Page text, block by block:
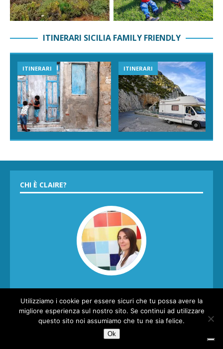
ITINERARI SICILIA FAMILY FRIENDLY
VIAGGI IN SICILIA ESPERIENZE IN SICILIA
CHI È CLAIRE?
ma con la valigia sempre pronta per vivere nuove avventure
all'estero. Mamma di tre piccoli esploratori classe 2013, 2015
e 2020 e moglie di un pilota elicotterista con la passione per
Utilizziamo i cookie per essere sicuri che tu possa avere la
migliore esperienza sul nostro sito. Se continui ad utilizzare
questo sito noi assumiamo che tu ne sia felice.
Ok